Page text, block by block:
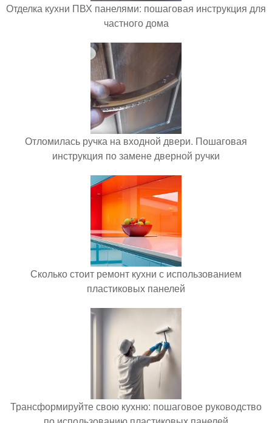
Отделка кухни ПВХ панелями: пошаговая инструкция для
частного дома
Отломилась ручка на входной двери. Пошаговая
инструкция по замене дверной ручки
Сколько стоит ремонт кухни с использованием
пластиковых панелей
Трансформируйте свою кухню: пошаговое руководство